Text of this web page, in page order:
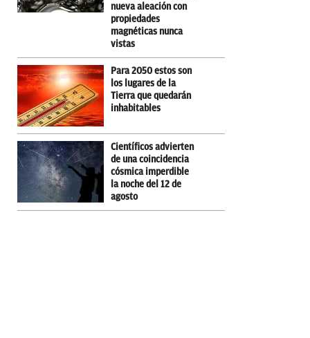
nueva aleación con
propiedades
magnéticas nunca
vistas
Para 2050 estos son
los lugares de la
Tierra que quedarán
inhabitables
Científicos advierten
de una coincidencia
cósmica imperdible
la noche del 12 de
agosto